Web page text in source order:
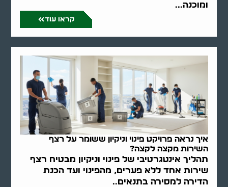
ומוכנה...
קראו עוד
איך נראה פרויקט פינוי וניקיון ששומר על רצף
השירות מקצה לקצה?
תהליך אינטגרטיבי של פינוי וניקיון מבטיח רצף
שירות אחד ללא פערים, מהפינוי ועד הכנת
הדירה למסירה בתנאים..